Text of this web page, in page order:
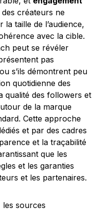
créateurs ne
taille de l’audience,
avec la cible.
peut se révéler
pas
s’ils démontrent peu
quotidienne des
qualité des followers et
de la marque
Cette approche
et par des cadres
et la traçabilité
que les
et les garanties
et les partenaires.
les sources